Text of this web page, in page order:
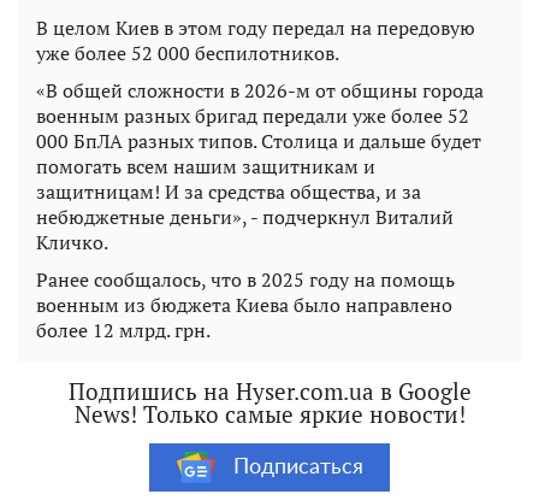
В целом Киев в этом году передал на передовую
уже более 52 000 беспилотников.
«В общей сложности в 2026-м от общины города
военным разных бригад передали уже более 52
000 БпЛА разных типов. Столица и дальше будет
помогать всем нашим защитникам и
защитницам! И за средства общества, и за
небюджетные деньги», - подчеркнул Виталий
Кличко.
Ранее сообщалось, что в 2025 году на помощь
военным из бюджета Киева было направлено
более 12 млрд. грн.
Подпишись на Hyser.com.ua в Google
News! Только самые яркие новости!
Подписаться